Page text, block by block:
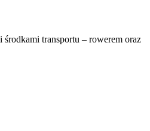
transportu – rowerem oraz